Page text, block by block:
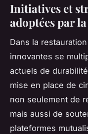
Initiatives et
adoptées par
Dans la
innovantes se
actuels de
mise en place de
non seulement de
mais aussi de
plateformes